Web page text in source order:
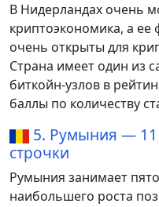
В Нидерландах очень
криптоэкономика, а
очень открыты для
Страна имеет один из
биткойн-узлов в
баллы по количеству
5. Румыния —
строчки
Румыния занимает
наибольшего роста